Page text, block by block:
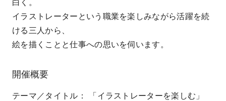
白く。
イラストレーターという職業を楽しみながら活躍を続
ける三人から、
絵を描くことと仕事への思いを伺います。
開催概要
テーマ／タイトル： 「イラストレーターを楽しむ」